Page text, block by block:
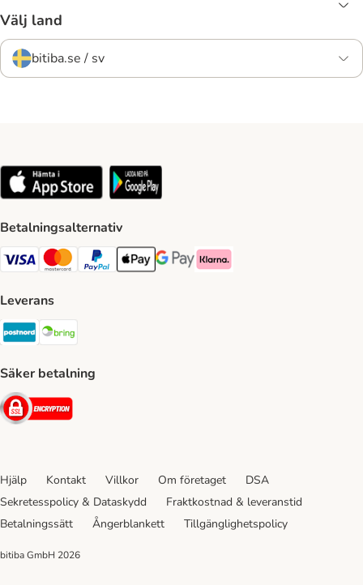
Välj land
bitiba.se / sv
Betalningsalternativ
VISA Payment Method
Mastercard Payment Method
Paypal Payment Method
Apple Pay Payment Method
Google Pay Payment Method
Klarna Payment Method
Leverans
Postnord Shipping Method
Säker betalning
Security
Hjälp Kontakt Villkor Om företaget
DSA
Sekretesspolicy & Dataskydd
Fraktkostnad & leveranstid
Betalningssätt
Ångerblankett Tillgänglighetspolicy
bitiba GmbH 2026